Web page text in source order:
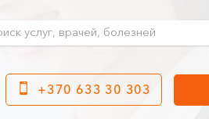
+370 633 30 303